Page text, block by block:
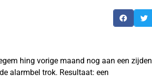
hing vorige maand nog aan een zijden
alarmbel trok. Resultaat: een